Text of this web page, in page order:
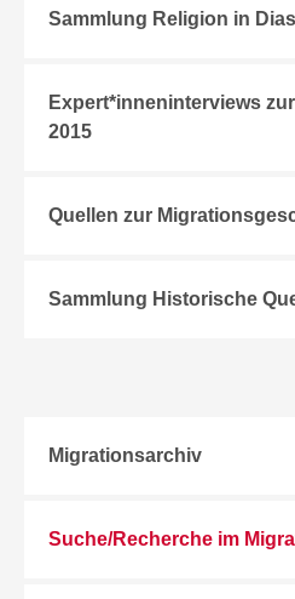
Sammlung Religion in
Expert*inneninterviews
2015
Quellen zur
Sammlung Historische
Migrationsarchiv
Suche/Recherche im